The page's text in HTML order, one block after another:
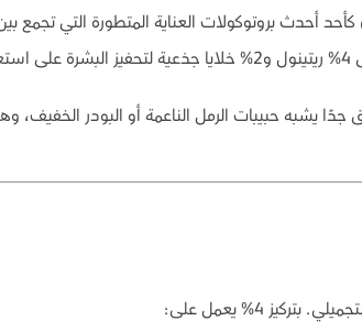
كأحد أحدث بروتوكولات العناية المتطورة التي
يشبه حبيبات الرمل الناعمة أو البودر